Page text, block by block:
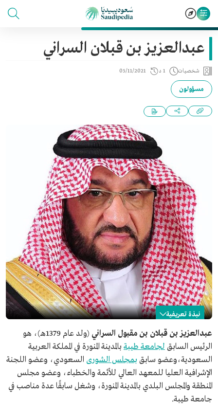
عبدالعزيز بن قبلان السراني
شخصيات 1 د 05/11/2021
مسؤولون
نبذة تعريفية
عبدالعزيز بن قبلان السراني
الاسم
عبدالعزيز قبلان السراني.
تاريخ الميلاد
1379هـ.
مكان الميلاد
المدينة المنورة.
المناصب السابقة
رئيس جامعة طيبة.
عبدالعزيز بن قبلان بن مقبول السراني
(ولد عام 1379هـ)، هو
الرئيس السابق لجامعة طيبة بالمدينة المنورة في المملكة العربية
السعودية،وعضو سابق بمجلس الشورى السعودي، وعضو اللجنة
الإشرافية العليا للمعهد العالي للأئمة والخطباء، وعضو مجلس
المنطقة والمجلس البلدي بالمدينة المنورة، وشغل سابقًا عدة مناصب في
جامعة طيبة.